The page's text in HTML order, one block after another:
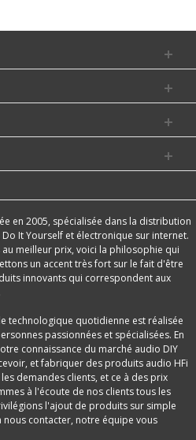
en 2005, spécialisée dans la distribution
It Yourself et électronique sur internet.
meilleur prix, voici la philosophie qui
un accent très fort sur le fait d'être
innovants qui correspondent aux
technologique quotidienne est réalisée
passionnées et spécialisées. En
connaissance du marché audio DIY
et fabriquer des produits audio HFi
demandes clients, et ce à des prix
à l'écoute de nos clients tous les
l'ajout de produits sur simple
contacter, notre équipe vous